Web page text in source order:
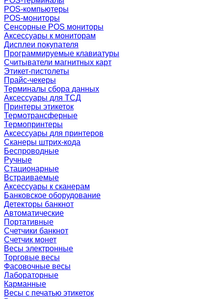
POS-компьютеры
POS-мониторы
Сенсорные POS мониторы
Аксессуары к мониторам
Дисплеи покупателя
Программируемые клавиатуры
Считыватели магнитных карт
Этикет-пистолеты
Прайс-чекеры
Терминалы сбора данных
Аксессуары для ТСД
Принтеры этикеток
Термотрансферные
Термопринтеры
Аксессуары для принтеров
Сканеры штрих-кода
Беспроводные
Ручные
Стационарные
Встраиваемые
Аксессуары к сканерам
Банковское оборудование
Детекторы банкнот
Автоматические
Портативные
Счетчики банкнот
Счетчик монет
Весы электронные
Торговые весы
Фасовочные весы
Лабораторные
Карманные
Весы с печатью этикеток